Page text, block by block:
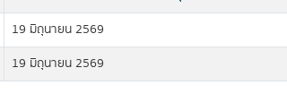
19 มิถุนายน 2569
19 มิถุนายน 2569